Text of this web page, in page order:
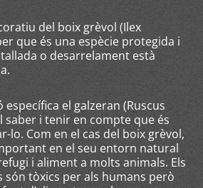
del boix grèvol (Ilex
que és una espècie protegida i
tallada o desarrelament està
el galzeran (Ruscus
saber i tenir en compte que és
lo. Com en el cas del boix grèvol,
en el seu entorn natural
i aliment a molts animals. Els
són tòxics per als humans però